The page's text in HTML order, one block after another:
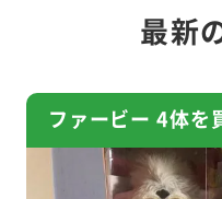
最新
ファービー 4体を